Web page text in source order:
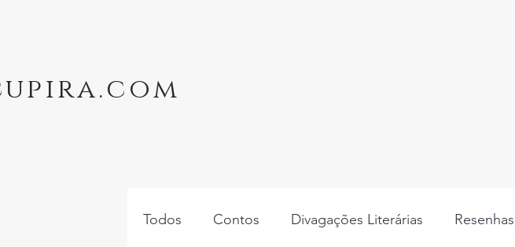
Todos Contos Divagações Literárias Resenhas